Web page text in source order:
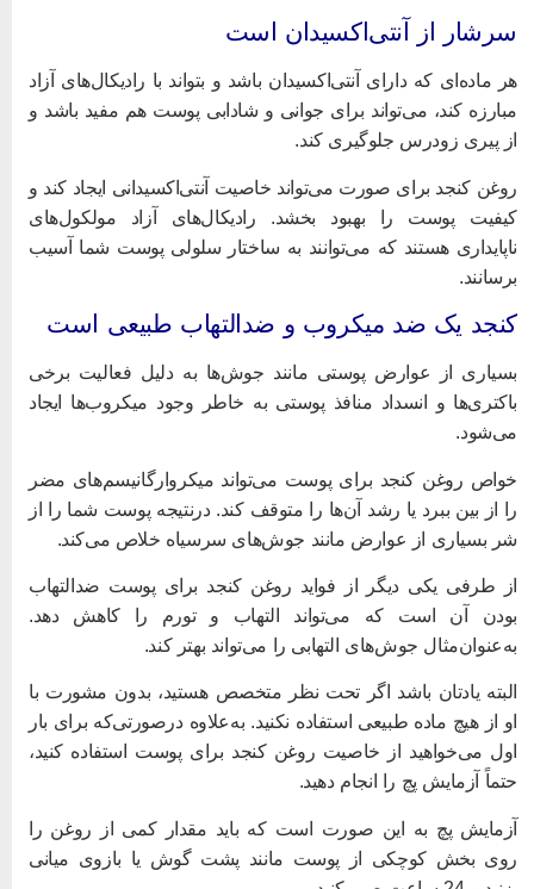
از آنتی‌اکسیدان است
ماده‌ای که دارای آنتی‌اکسیدان باشد و بتواند با رادیکال‌های آزاد
کند، می‌تواند برای جوانی و شادابی پوست هم مفید باشد و
پیری زودرس جلوگیری کند.
کنجد برای صورت می‌تواند خاصیت آنتی‌اکسیدانی ایجاد کند و
پوست را بهبود بخشد. رادیکال‌های آزاد مولکول‌های
هستند که می‌توانند به ساختار سلولی پوست شما آسیب
یک ضد میکروب و ضدالتهاب طبیعی است
از عوارض پوستی مانند جوش‌ها به دلیل فعالیت برخی
و انسداد منافذ پوستی به خاطر وجود میکروب‌ها ایجاد
روغن کنجد برای پوست می‌تواند میکروارگانیسم‌های مضر
از بین ببرد یا رشد آن‌ها را متوقف کند. درنتیجه پوست شما را از
بسیاری از عوارض مانند جوش‌های سرسیاه خلاص می‌کند.
طرفی یکی دیگر از فواید روغن کنجد برای پوست ضدالتهاب
آن است که می‌تواند التهاب و تورم را کاهش دهد.
جوش‌های التهابی را می‌تواند بهتر کند.
یادتان باشد اگر تحت نظر متخصص هستید، بدون مشورت با
از هیچ ماده طبیعی استفاده نکنید. به‌علاوه درصورتی‌که برای بار
می‌خواهید از خاصیت روغن کنجد برای پوست استفاده کنید،
آزمایش پچ را انجام دهید.
پچ به این صورت است که باید مقدار کمی از روغن را
بخش کوچکی از پوست مانند پشت گوش یا بازوی میانی